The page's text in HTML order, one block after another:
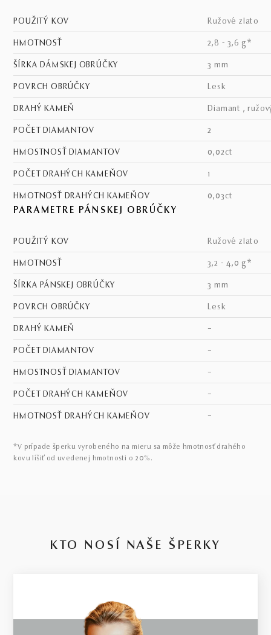
POUŽITÝ KOV ružové zlato
HMOTNOSŤ 2,8 - 3,6 g*
ŠÍRKA DÁMSKEJ OBRÚČKY 3 mm
POVRCH OBRÚČKY lesk
DRAHÝ KAMEŇ diamant ,
POČET DIAMANTOV 2
HMOSTNOSŤ DIAMANTOV 0,02ct
POČET DRAHÝCH KAMEŇOV 1
HMOTNOSŤ DRAHÝCH KAMEŇOV 0,03ct
PARAMETRE PÁNSKEJ OBRÚČKY
POUŽITÝ KOV ružové zlato
HMOTNOSŤ 3,2 - 4,0 g*
ŠÍRKA PÁNSKEJ OBRÚČKY 3 mm
POVRCH OBRÚČKY lesk
DRAHÝ KAMEŇ –
POČET DIAMANTOV –
HMOSTNOSŤ DIAMANTOV –
POČET DRAHÝCH KAMEŇOV –
HMOTNOSŤ DRAHÝCH KAMEŇOV –
*V prípade šperku vyrobeného na mieru sa môže hmotnosť drahého
kovu líšiť od uvedenej hmotnosti o 20%.
KTO NOSÍ NAŠE ŠPERKY